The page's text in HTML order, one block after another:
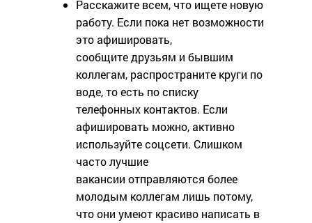
Расскажите всем, что ищете новую
работу. Если пока нет возможности
это афишировать,
сообщите друзьям и бывшим
коллегам, распространите круги по
воде, то есть по списку
телефонных контактов. Если
афишировать можно, активно
используйте соцсети. Слишком
часто лучшие
вакансии отправляются более
молодым коллегам лишь потому,
что они умеют красиво написать в